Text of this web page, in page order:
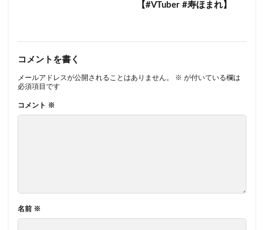
【#VTuber #寿ほまれ】
コメントを書く
メールアドレスが公開されることはありません。 ※ が付いている欄は
必須項目です
コメント ※
名前 ※